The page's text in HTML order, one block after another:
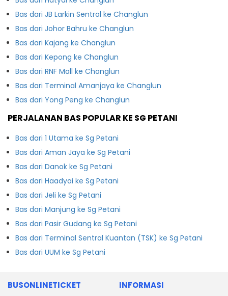
Bas dari JB Larkin Sentral ke Changlun
Bas dari Johor Bahru ke Changlun
Bas dari Kajang ke Changlun
Bas dari Kepong ke Changlun
Bas dari RNF Mall ke Changlun
Bas dari Terminal Amanjaya ke Changlun
Bas dari Yong Peng ke Changlun
PERJALANAN BAS POPULAR KE SG PETANI
Bas dari 1 Utama ke Sg Petani
Bas dari Aman Jaya ke Sg Petani
Bas dari Danok ke Sg Petani
Bas dari Haadyai ke Sg Petani
Bas dari Jeli ke Sg Petani
Bas dari Manjung ke Sg Petani
Bas dari Pasir Gudang ke Sg Petani
Bas dari Terminal Sentral Kuantan (TSK) ke Sg Petani
Bas dari UUM ke Sg Petani
BUSONLINETICKET INFORMASI